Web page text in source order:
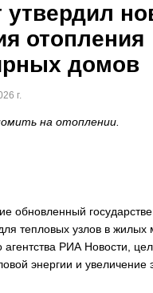
утвердил
отопления
домов
г.
на отоплении.
обновленный
тепловых узлов в жилых
РИА Новости,
энергии и увеличение